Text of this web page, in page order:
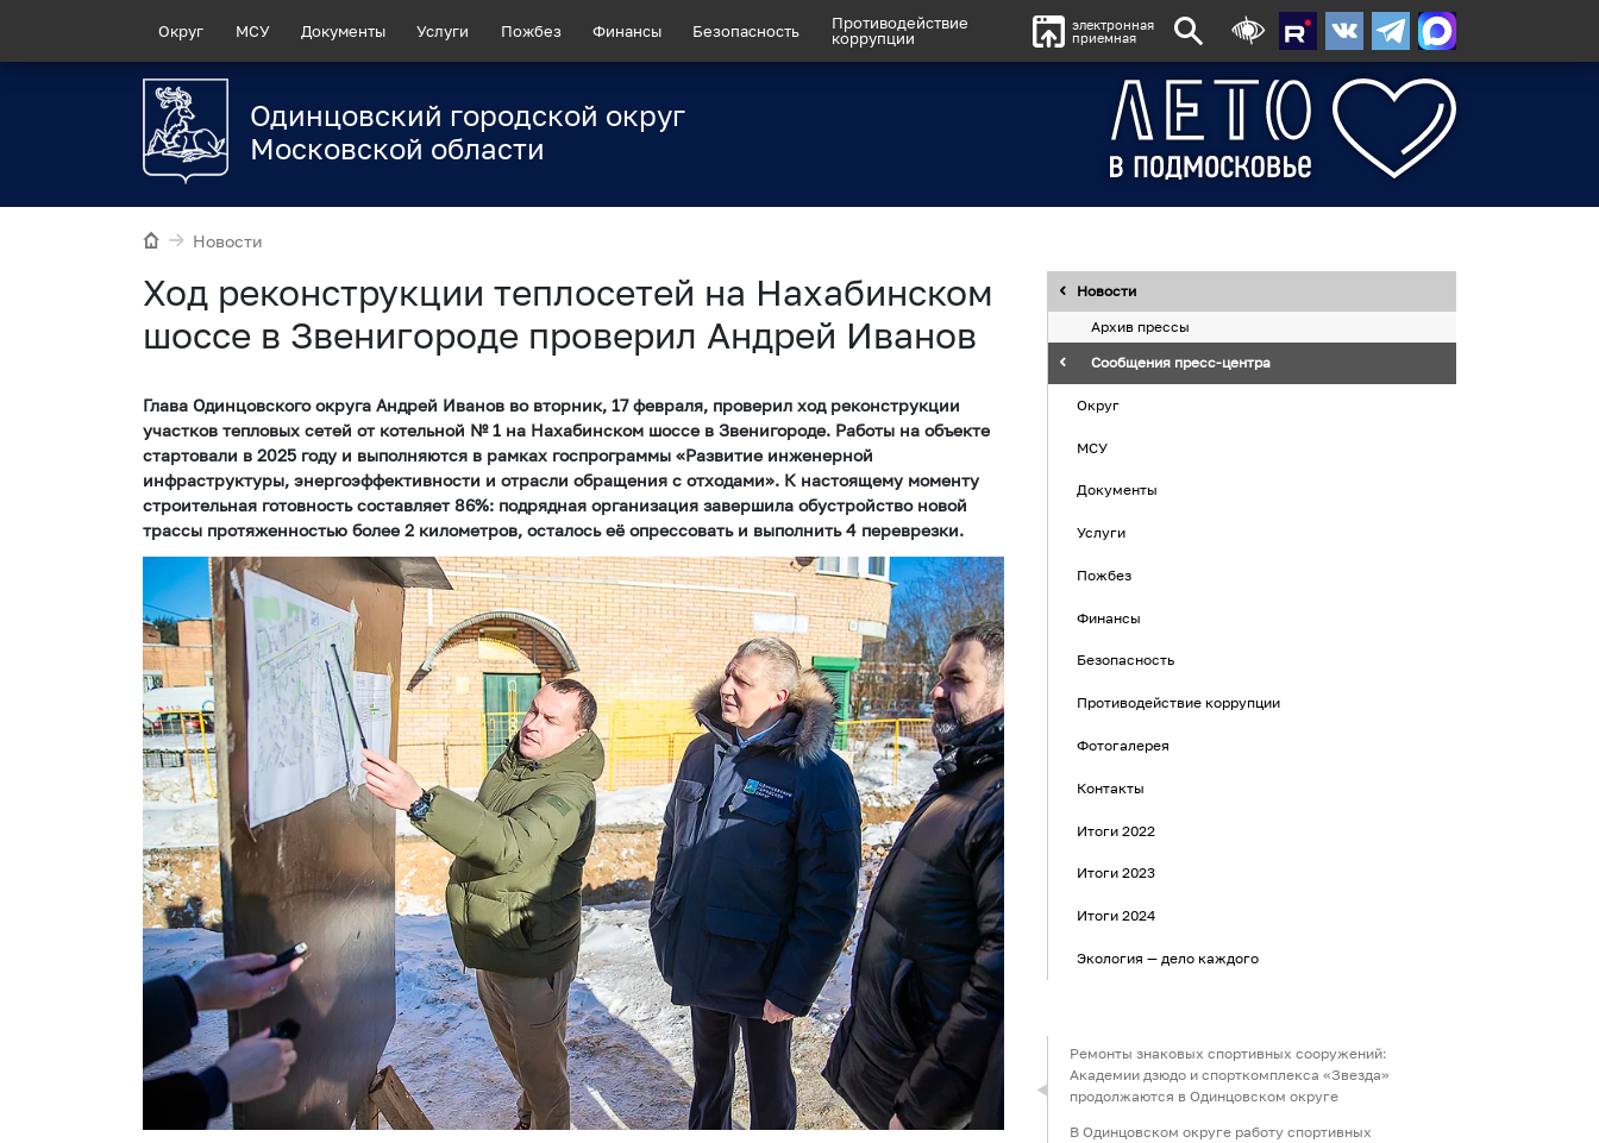
Округ МСУ Документы Услуги Пожбез Финансы Безопасность
Противодействие
коррупции
электронная
приемная
Одинцовский городской округ
Московской области
Новости
Ход реконструкции теплосетей на Нахабинском
шоссе в Звенигороде проверил Андрей Иванов
Глава Одинцовского округа Андрей Иванов во вторник, 17 февраля, проверил ход реконструкции
участков тепловых сетей от котельной № 1 на Нахабинском шоссе в Звенигороде. Работы на объекте
стартовали в 2025 году и выполняются в рамках госпрограммы «Развитие инженерной
инфраструктуры, энергоэффективности и отрасли обращения с отходами». К настоящему моменту
строительная готовность составляет 86%: подрядная организация завершила обустройство новой
трассы протяженностью более 2 километров, осталось её опрессовать и выполнить 4 переврезки.
Новости
Архив прессы
Сообщения пресс-центра
Округ
МСУ
Документы
Услуги
Пожбез
Финансы
Безопасность
Противодействие коррупции
Фотогалерея
Контакты
Итоги 2022
Итоги 2023
Итоги 2024
Экология — дело каждого
Ремонты знаковых спортивных сооружений:
Академии дзюдо и спорткомплекса «Звезда»
продолжаются в Одинцовском округе
В Одинцовском округе работу спортивных